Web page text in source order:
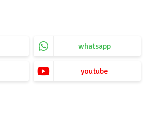
whatsapp
youtube